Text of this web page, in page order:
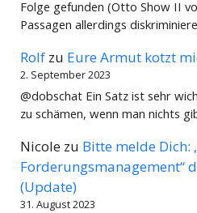
Folge gefunden (Otto Show II
Passagen allerdings
Rolf zu Eure Armut kotzt
2. September 2023
@dobschat Ein Satz ist sehr
zu schämen, wenn man nichts
Nicole zu Bitte melde Dich:
Forderungsmanagement“
(Update)
31. August 2023